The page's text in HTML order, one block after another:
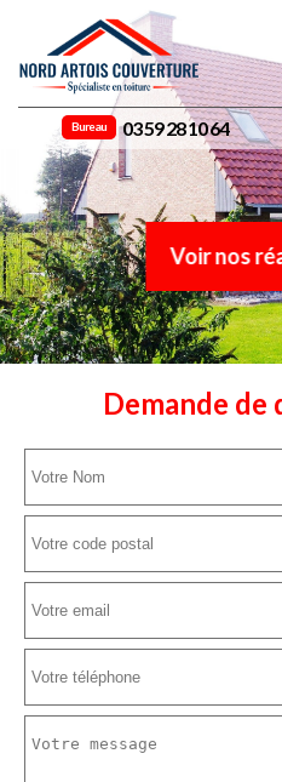
Bureau 03 59 28 10 64
Voir nos
Demande